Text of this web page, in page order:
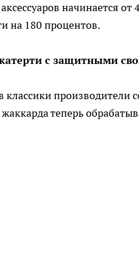
начинается
на 180 процентов.
с защитными
производители
теперь